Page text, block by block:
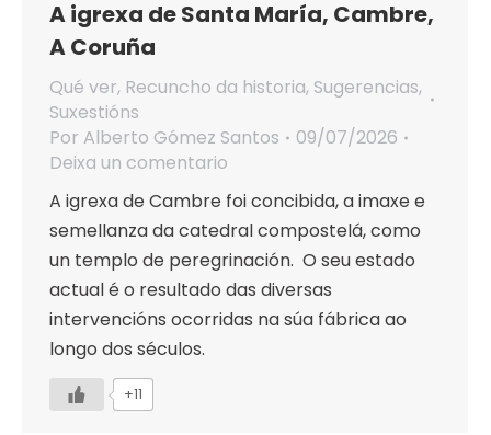
A igrexa de Santa María, Cambre,
A Coruña
Qué ver, Recuncho da historia, Sugerencias,
Suxestións
Por Alberto Gómez Santos
09/07/2026
Deixa un comentario
A igrexa de Cambre foi concibida, a imaxe e
semellanza da catedral compostelá, como
un templo de peregrinación. O seu estado
actual é o resultado das diversas
intervencións ocorridas na súa fábrica ao
longo dos séculos.
+11